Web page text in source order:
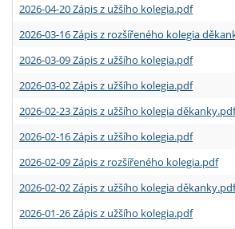
2026-04-20 Zápis z užšího kolegia.pdf
2026-03-16 Zápis z rozšířeného kolegia
2026-03-09 Zápis z užšího kolegia.pdf
2026-03-02 Zápis z užšího kolegia.pdf
2026-02-23 Zápis z užšího kolegia
2026-02-16 Zápis z užšího kolegia.pdf
2026-02-09 Zápis z rozšířeného kolegia.pdf
2026-02-02 Zápis z užšího kolegia
2026-01-26 Zápis z užšího kolegia.pdf